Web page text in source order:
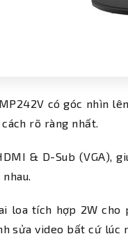
có góc nhìn
rõ ràng nhất.
& D-Sub (VGA),
loa tích hợp 2W
sửa video bất cứ lúc